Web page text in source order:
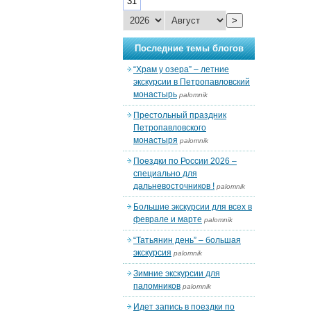
>
Последние темы блогов
“Храм у озера” – летние
экскурсии в Петропавловский
монастырь palomnik
Престольный праздник
Петропавловского
монастыря palomnik
Поездки по России 2026 –
специально для
дальневосточников ! palomnik
Большие экскурсии для всех в
феврале и марте palomnik
“Татьянин день” – большая
экскурсия palomnik
Зимние экскурсии для
паломников palomnik
Идет запись в поездки по